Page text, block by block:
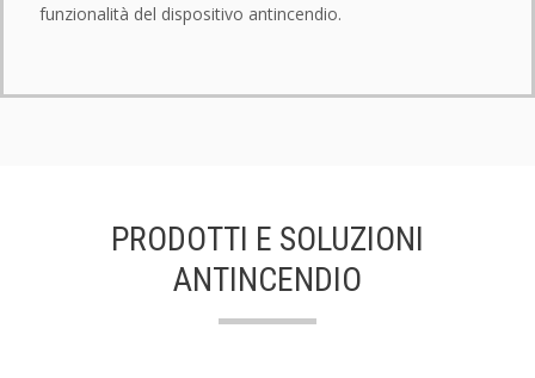
funzionalità del dispositivo antincendio.
PRODOTTI E SOLUZIONI
ANTINCENDIO